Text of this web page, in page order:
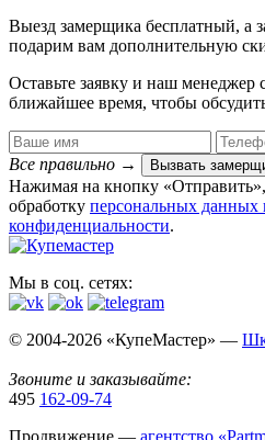
Выезд замерщика бесплатный, а
подарим вам дополнительную
Оставьте заявку и наш менеджер
ближайшее время, чтобы
Все правильно → Вызвать
Нажимая на кнопку «Отправить»,
обработку персональных данных​
конфиденциальности.
Мы в соц. сетях:
© 2004-2026 «КупеМастер» —
Звоните и заказывайте:
495 162-09-74